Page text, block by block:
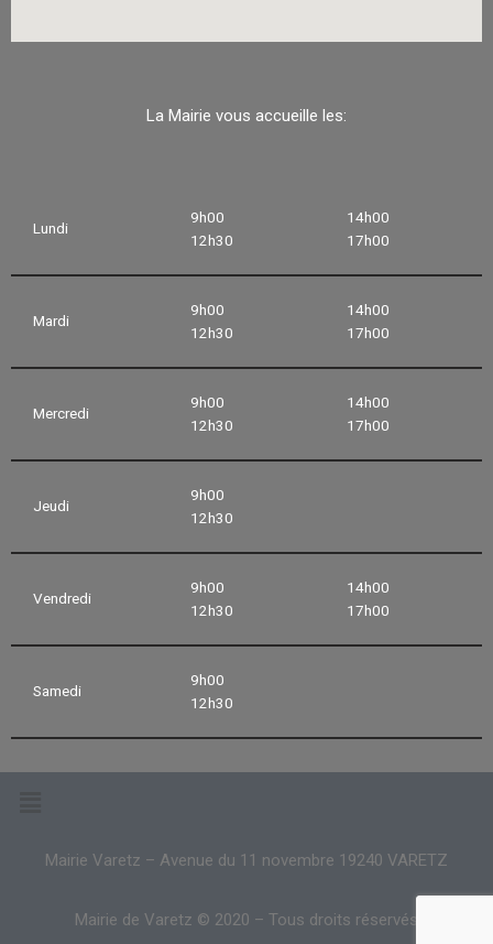
La Mairie vous accueille les:
Lundi
9h00
12h30
14h00
17h00
Mardi
9h00
12h30
14h00
17h00
Mercredi
9h00
12h30
14h00
17h00
Jeudi
9h00
12h30
Vendredi
9h00
12h30
14h00
17h00
Samedi
9h00
12h30
Mairie Varetz – Avenue du 11 novembre 19240 VARETZ
Mairie de Varetz © 2020 – Tous droits réservés